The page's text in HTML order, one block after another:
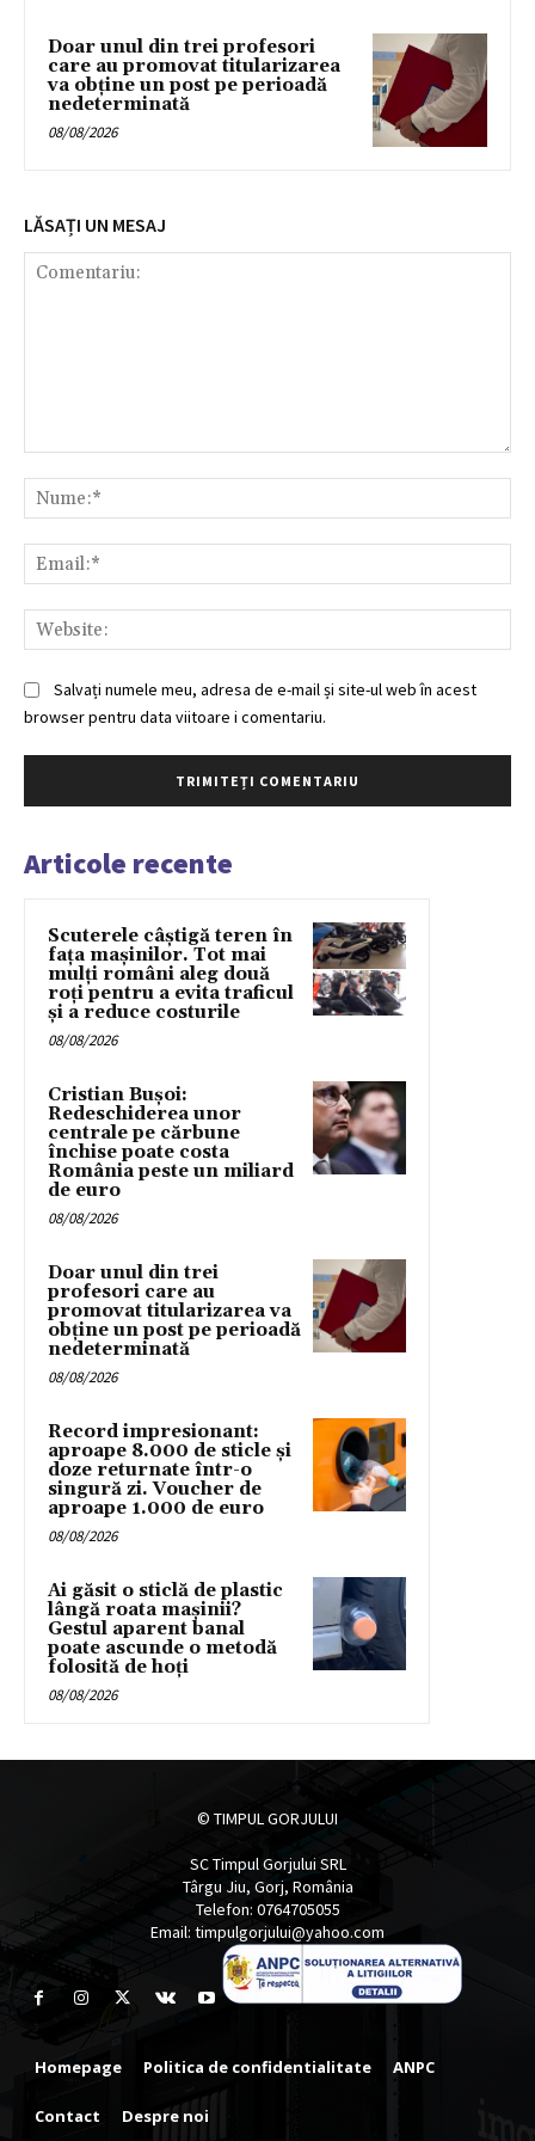
Doar unul din trei profesori
care au promovat titularizarea
va obține un post pe perioadă
nedeterminată
08/08/2026
LĂSAȚI UN MESAJ
Salvați numele meu, adresa de e-mail și site-ul web în acest
browser pentru data viitoare i comentariu.
Articole recente
Scuterele câștigă teren în
fața mașinilor. Tot mai
mulți români aleg două
roți pentru a evita traficul
și a reduce costurile
08/08/2026
Cristian Bușoi:
Redeschiderea unor
centrale pe cărbune
închise poate costa
România peste un miliard
de euro
08/08/2026
Doar unul din trei
profesori care au
promovat titularizarea va
obține un post pe perioadă
nedeterminată
08/08/2026
Record impresionant:
aproape 8.000 de sticle și
doze returnate într-o
singură zi. Voucher de
aproape 1.000 de euro
08/08/2026
Ai găsit o sticlă de plastic
lângă roata mașinii?
Gestul aparent banal
poate ascunde o metodă
folosită de hoți
08/08/2026
© TIMPUL GORJULUI
SC Timpul Gorjului SRL
Târgu Jiu, Gorj, România
Telefon: 0764705055
Email: timpulgorjului@yahoo.com
Homepage Politica de confidentialitate ANPC
Contact Despre noi